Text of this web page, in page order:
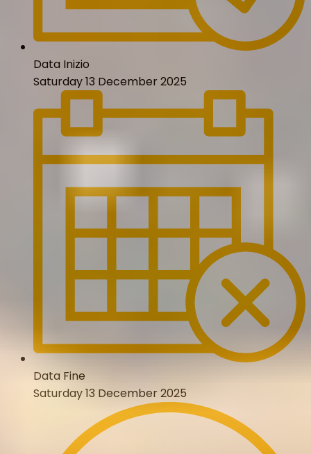
Data Inizio
Saturday 13 December 2025
Data Fine
Saturday 13 December 2025